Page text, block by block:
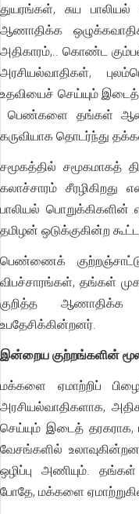
துயரங்கள், சுய
ஆணாதிக்க
அதிகாரம்,.. கொண்ட
அரசியல்வாதிகள்,
உதவியைச் செய்யும்
பெண்களை தங்கள்
கருவியாக தொடர்ந்து
சமூகத்தில் சமூகமாகத்
கலாச்சாரம் சீரழிகிறது
பாலியல் பொறுக்கிகளின்
தமிழன் ஒடுக்குகின்ற
பெண்ணைக்
விபச்சாரங்கள், தங்கள்
குறித்த
உபதேசிக்கின்றனர்.
இன்றைய குற்றங்களின்
மக்களை ஏமாற்றிப்
அரசியல்வாதிகளாக,
செய்யும் இடைத்
வேசங்களில்
ஒழிப்பு அணியும்.
போதே, மக்களை